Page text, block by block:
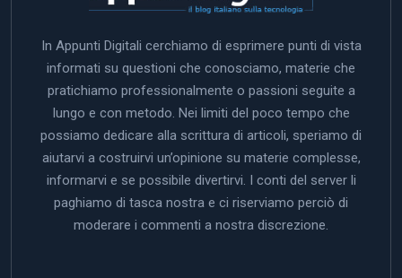
In Appunti Digitali cerchiamo di esprimere punti di vista
informati su questioni che conosciamo, materie che
pratichiamo professionalmente o passioni seguite a
lungo e con metodo. Nei limiti del poco tempo che
possiamo dedicare alla scrittura di articoli, speriamo di
aiutarvi a costruirvi un’opinione su materie complesse,
informarvi e se possibile divertirvi. I conti del server li
paghiamo di tasca nostra e ci riserviamo perciò di
moderare i commenti a nostra discrezione.